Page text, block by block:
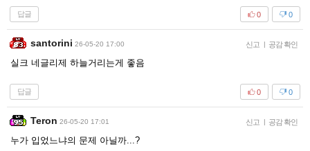
답글 0
0
santorini 26-05-20 17:00 신고 | 공감 확인
실크 네글리제 하늘거리는게 좋음
답글 0
0
Teron 26-05-20 17:01 신고 | 공감 확인
누가 입었느냐의 문제 아닐까...?